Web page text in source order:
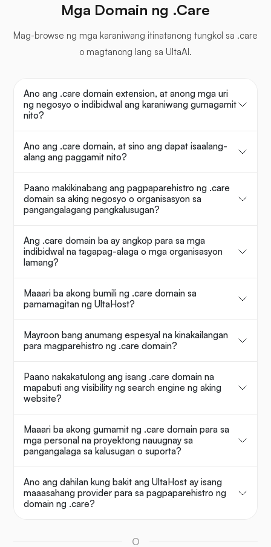
Mga Domain ng .Care
Mag-browse ng mga karaniwang itinatanong tungkol sa .care
o magtanong lang sa UltaAI.
Ano ang .care domain extension, at anong mga uri
ng negosyo o indibidwal ang karaniwang gumagamit
nito?
Ano ang .care domain, at sino ang dapat isaalang-
alang ang paggamit nito?
Paano makikinabang ang pagpaparehistro ng .care
domain sa aking negosyo o organisasyon sa
pangangalagang pangkalusugan?
Ang .care domain ba ay angkop para sa mga
indibidwal na tagapag-alaga o mga organisasyon
lamang?
Maaari ba akong bumili ng .care domain sa
pamamagitan ng UltaHost?
Mayroon bang anumang espesyal na kinakailangan
para magparehistro ng .care domain?
Paano nakakatulong ang isang .care domain na
mapabuti ang visibility ng search engine ng aking
website?
Maaari ba akong gumamit ng .care domain para sa
mga personal na proyektong nauugnay sa
pangangalaga sa kalusugan o suporta?
Ano ang dahilan kung bakit ang UltaHost ay isang
maaasahang provider para sa pagpaparehistro ng
domain ng .care?
O